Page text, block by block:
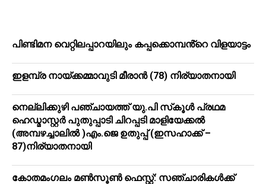
പിണ്ടിമന വെറ്റിലപ്പാറയിലും കപ്പക്കൊമ്പൻ്റെ വിളയാട്ടം
ഇളമ്പ്ര നായ്ക്കമ്മാവുടി മീരാൻ (78) നിര്യാതനായി
നെല്ലിക്കുഴി പഞ്ചായത്ത് യു.പി സ്‌കൂൾ പ്രഥമ
ഹെഡ്മാസ്റ്റർ പുതുപ്പാടി ചിറപ്പടി മാളിയേക്കൽ
(അമ്പഴച്ചാലിൽ )എം.ജെ ഉതുപ്പ് (ഇസഹാക്ക് –
87)നിര്യാതനായി
കോതമംഗലം മൺസൂൺ ഫെസ്റ്റ്: സഞ്ചാരികൾക്ക്